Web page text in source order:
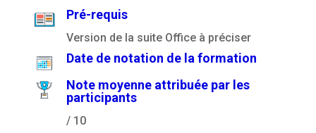
Pré-requis
Version de la suite Office à préciser
Date de notation de la formation
Note moyenne attribuée par les
participants
/ 10